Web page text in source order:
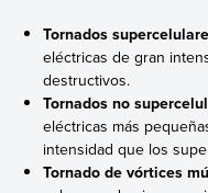
Tornados
eléctricas de gran
destructivos.
Tornados no
eléctricas más
intensidad que los
Tornado de vórtices